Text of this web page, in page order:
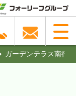
ガーデンテラス南行徳